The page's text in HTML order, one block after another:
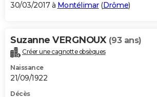
30/03/2017 à Montélimar(Drôme)
Suzanne VERGNOUX (93 ans)
Créer une cagnotte obsèques
Naissance
21/09/1922
Décès